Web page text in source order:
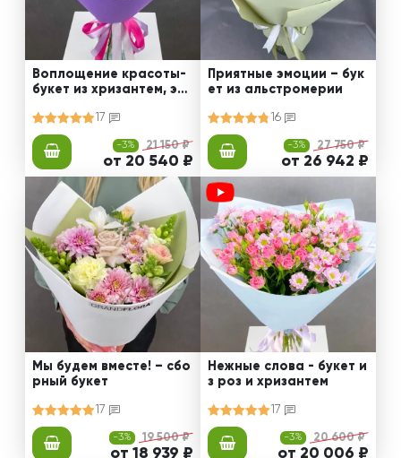
Воплощение красоты-
букет из хризантем, эус
17
-3% 21 150 ₽
от 20 540 ₽
Приятные эмоции – бук
ет из альстромерии
16
-3% 27 750 ₽
от 26 942 ₽
Мы будем вместе! – сбо
рный букет
17
-3% 19 500 ₽
от 18 939 ₽
Нежные слова - букет и
з роз и хризантем
17
-3% 20 600 ₽
от 20 006 ₽